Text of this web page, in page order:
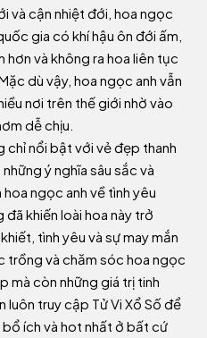
và cận nhiệt đới, hoa ngọc
gia có khí hậu ôn đới ấm,
hơn và không ra hoa liên tục
dù vậy, hoa ngọc anh vẫn
nơi trên thế giới nhờ vào
dễ chịu.
chỉ nổi bật với vẻ đẹp thanh
ý nghĩa sâu sắc và
ngọc anh về tình yêu
khiến loài hoa này trở
tình yêu và sự may mắn
trồng và chăm sóc hoa ngọc
mà còn những giá trị tinh
luôn truy cập Tử Vi Xổ Số để
ích và hot nhất ở bất cứ